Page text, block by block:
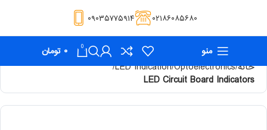
۰۲۱۸۶۰۸۵۶۸۰ ۰۹۰۳۵۷۷۵۹۱۴
منو 0 ۰ تومان
خانهOptoelectronics
LED Indication
LED Circuit Board Indicators